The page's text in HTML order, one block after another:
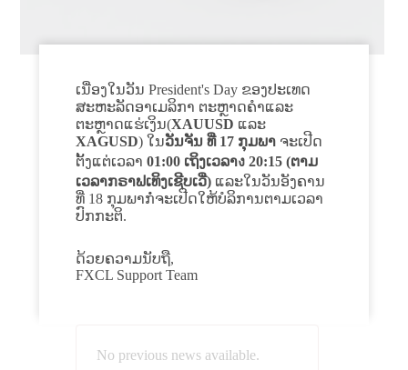
ເນື່ອງໃນວັນ President's Day ຂອງປະເທດ
ສະຫະລັດອາເມລິກາ ຕະຫຼາດຄຳແລະ
ຕະຫຼາດແຮ່ເງິນ(XAUUSD ແລະ
XAGUSD) ໃນວັນຈັນ ທີ່ 17 ກຸມພາຈະເປີດ
ຕັ້ງແຕ່ເວລາ 01:00 ເຖິງເວລາง 20:15 (ຕາມ
ເວລາກຣາຟເທິງເຊີບເວີ່)ແລະໃນວັນອັງຄານ
ທີ່ 18 ກຸມພາກໍ່ຈະເປີດໃຫ້ບໍລິການຕາມເວລາ
ປົກກະຕິ.
ດ້ວຍຄວາມນັບຖື,
FXCL Support Team
No previous news available.